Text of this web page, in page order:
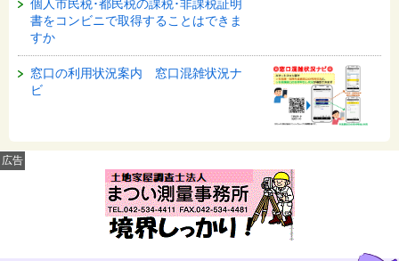
個人市民税･都民税の課税･非課税証明
書をコンビニで取得することはできま
すか
窓口の利用状況案内 窓口混雑状況ナ
ビ
広告